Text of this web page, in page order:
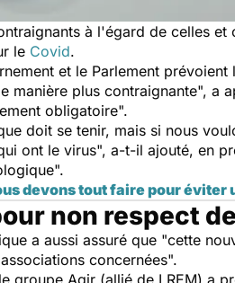
à l'égard de celles
le Covid.
et le Parlement
manière plus contraignante", a
obligatoire".
doit se tenir, mais si nous
ont le virus", a-t-il ajouté, en
devons tout faire pour éviter
non respect
a aussi assuré que "cette
concernées".